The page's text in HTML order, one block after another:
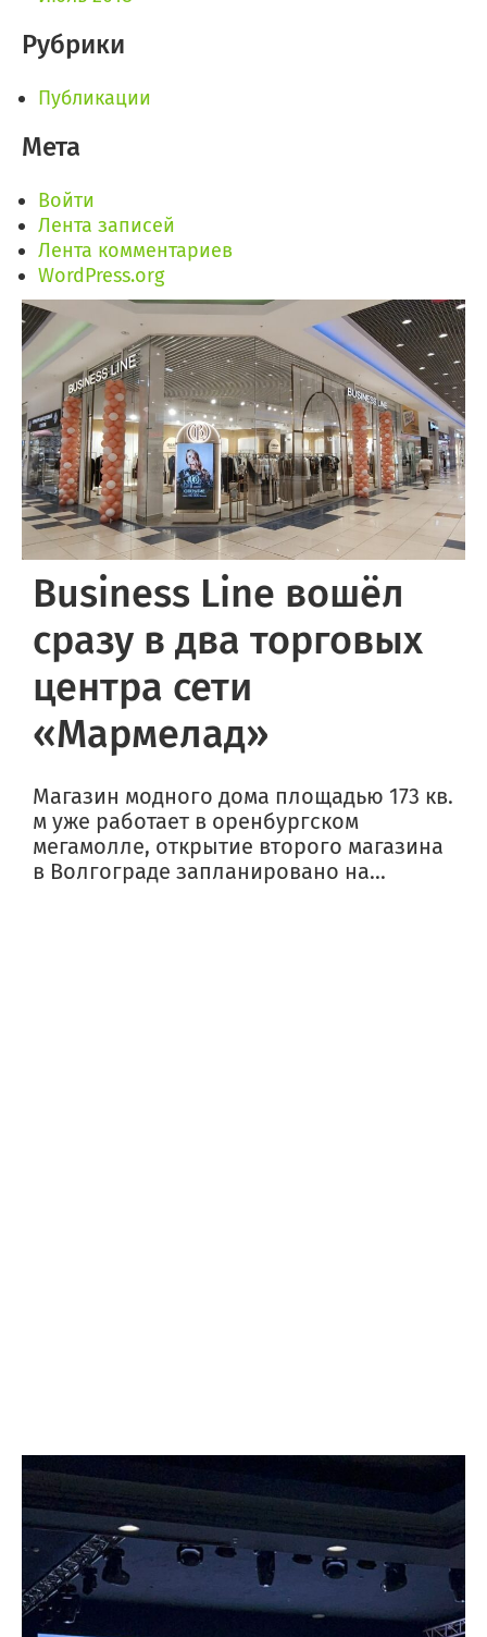
Рубрики
Публикации
Мета
Войти
Лента записей
Лента комментариев
WordPress.org
Business Line вошёл
сразу в два торговых
центра сети
«Мармелад»
Магазин модного дома площадью 173 кв.
м уже работает в оренбургском
мегамолле, открытие второго магазина
в Волгограде запланировано на...